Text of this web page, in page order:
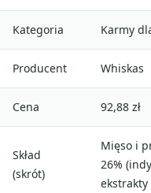
Kategoria Karmy
Producent Whiskas
Cena 92,88 zł
Skład
(skrót)
Mięso i
26%
ekstrakty